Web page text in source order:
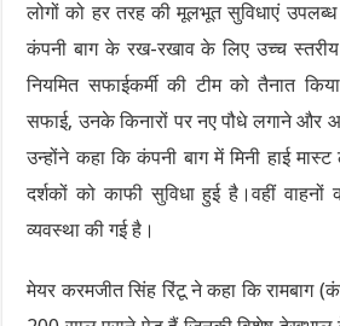
लोगों को हर तरह की मूलभूत सुविधाएं उपलब्ध
कंपनी बाग के रख-रखाव के लिए उच्च
नियमित सफाईकर्मी की टीम को तैनात
सफाई, उनके किनारों पर नए पौधे लगाने और
उन्होंने कहा कि कंपनी बाग में मिनी हाई
दर्शकों को काफी सुविधा हुई है।वहीं वाहनों
व्यवस्था की गई है।
मेयर करमजीत सिंह रिंटू ने कहा कि रामबाग